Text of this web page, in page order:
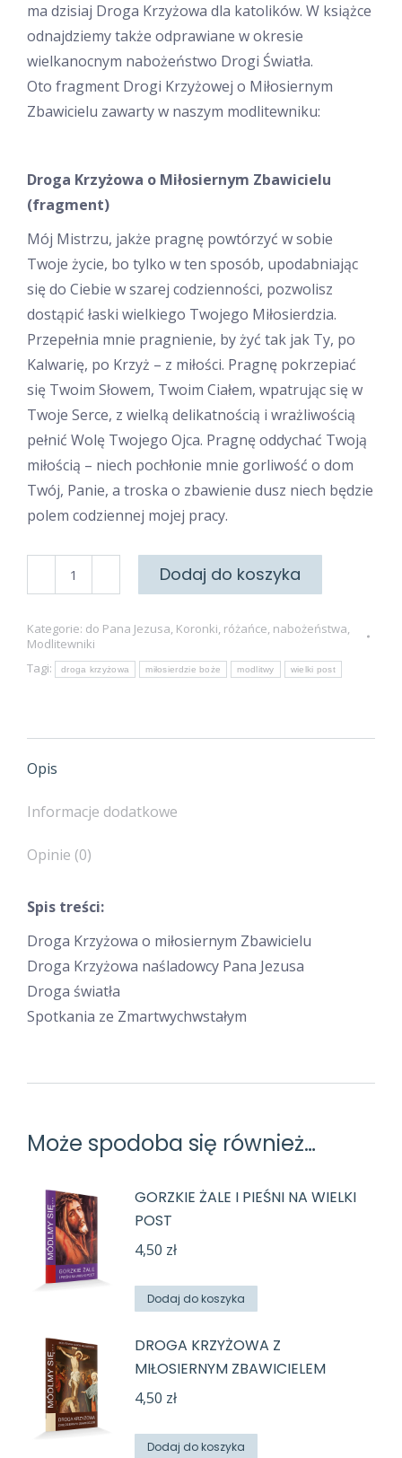
ma dzisiaj Droga Krzyżowa dla katolików. W książce
odnajdziemy także odprawiane w okresie
wielkanocnym nabożeństwo Drogi Światła.
Oto fragment Drogi Krzyżowej o Miłosiernym
Zbawicielu zawarty w naszym modlitewniku:
Droga Krzyżowa o Miłosiernym Zbawicielu
(fragment)
Mój Mistrzu, jakże pragnę powtórzyć w sobie
Twoje życie, bo tylko w ten sposób, upodabniając
się do Ciebie w szarej codzienności, pozwolisz
dostąpić łaski wielkiego Twojego Miłosierdzia.
Przepełnia mnie pragnienie, by żyć tak jak Ty, po
Kalwarię, po Krzyż – z miłości. Pragnę pokrzepiać
się Twoim Słowem, Twoim Ciałem, wpatrując się w
Twoje Serce, z wielką delikatnością i wrażliwością
pełnić Wolę Twojego Ojca. Pragnę oddychać Twoją
miłością – niech pochłonie mnie gorliwość o dom
Twój, Panie, a troska o zbawienie dusz niech będzie
polem codziennej mojej pracy.
Drogi
i
Droga
Dodaj do koszyka
Kategorie: do Pana Jezusa, Koronki, różańce, nabożeństwa,
Modlitewniki
Tagi:
droga krzyżowa miłosierdzie boże modlitwy wielki post
Opis
Informacje dodatkowe
Opinie (0)
Spis treści:
Droga Krzyżowa o miłosiernym Zbawicielu
Droga Krzyżowa naśladowcy Pana Jezusa
Droga światła
Spotkania ze Zmartwychwstałym
Może spodoba się również…
GORZKIE ŻALE I PIEŚNI NA WIELKI
POST
4,50 zł
Dodaj do koszyka
DROGA KRZYŻOWA Z
MIŁOSIERNYM ZBAWICIELEM
4,50 zł
Dodaj do koszyka